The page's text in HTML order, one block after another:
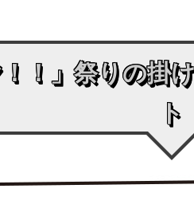
！！」祭りの掛
ト